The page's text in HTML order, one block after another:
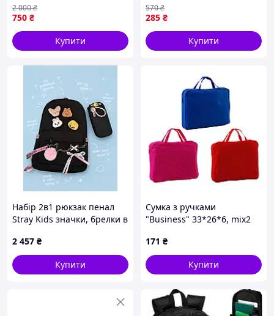
5-11 клас 4 в 1 ранець
салатовий Весна
750 ₴
2 000₴
Купити
кишенями
285 ₴
570₴
Купити
Набір 2в1 рюкзак пенал
Stray Kids значки, брелки в
2 457 ₴
Купити
Сумка з ручками
"Business" 33*26*6, mix2
171 ₴
Купити